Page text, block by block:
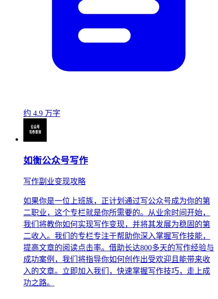
约 4.9 万字
如衡公众号写作
写作副业变现攻略
如果你是一位上班族，正计划通过写公众号成为你的第
二职业，这个专栏就是你所需要的。从业余时间开始，
我们将教你如何实现写作变现，并将其发展为稳固的第
二收入。我们的专栏专注于帮助你深入掌握写作技能，
提高文章的阅读点击率。借助长达800多天的写作经验与
成功案例，我们将指导你如何创作出受欢迎且能带来收
入的文章。立即加入我们，快速掌握写作技巧，走上成
功之路。